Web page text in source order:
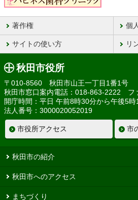
著作権 個
サイトの使い方 リ
秋田市役所
〒010-8560 秋田市山王一丁目1番1号
秋田市窓口案内電話：018-863-2222 フ
開庁時間：平日 午前8時30分から午後5時
法人番号：3000020052019
市役所アクセス 市
秋田市の紹介
秋田市へのアクセス
まちづくり